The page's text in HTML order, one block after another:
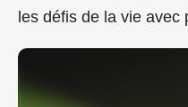
les défis de la vie avec